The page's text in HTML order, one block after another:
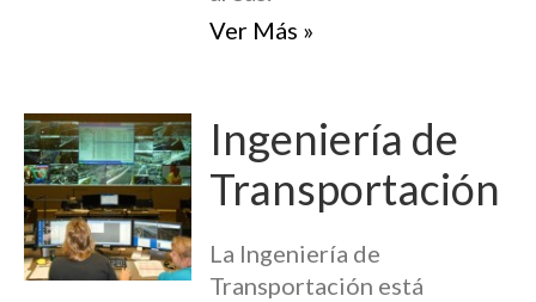
Ver Más »
Ingeniería de
Transportación
La Ingeniería de
Transportación está